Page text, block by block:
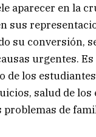
aparecer en la
sus
su conversión,
urgentes.
de los
salud de los
de